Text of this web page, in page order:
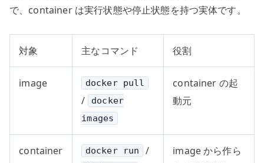
で、container は実行状態や停止状態を持つ実体です。
対象 主なコマンド 役割
image docker pull
/
docker
images
container の起
動元
container docker run /
image から作ら